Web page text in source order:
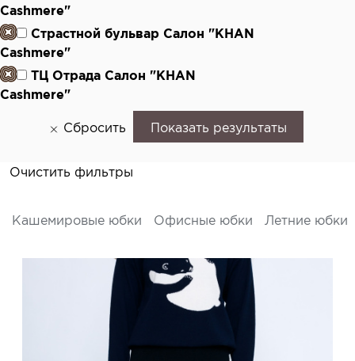
Cashmere"
Страстной бульвар Салон "KHAN
Cashmere"
ТЦ Отрада Салон "KHAN
Cashmere"
Сбросить Показать результаты
Очистить фильтры
Кашемировые юбки Офисные юбки Летние юбки